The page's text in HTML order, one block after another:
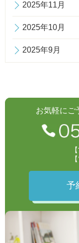
2025年11月
2025年10月
2025年9月
お気軽にご
予